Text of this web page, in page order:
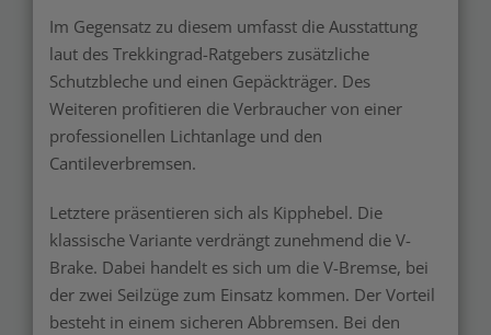
Im Gegensatz zu diesem umfasst die Ausstattung
laut des Trekkingrad-Ratgebers zusätzliche
Schutzbleche und einen Gepäckträger. Des
Weiteren profitieren die Verbraucher von einer
professionellen Lichtanlage und den
Cantileverbremsen.
Letztere präsentieren sich als Kipphebel. Die
klassische Variante verdrängt zunehmend die V-
Brake. Dabei handelt es sich um die V-Bremse, bei
der zwei Seilzüge zum Einsatz kommen. Der Vorteil
besteht in einem sicheren Abbremsen. Bei den